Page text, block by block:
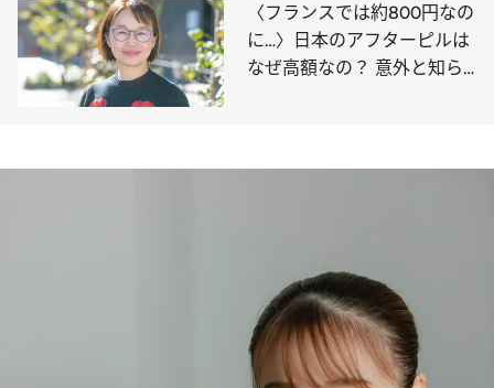
〈フランスでは約800円なの
に…〉日本のアフターピルは
なぜ高額なの？ 意外と知ら